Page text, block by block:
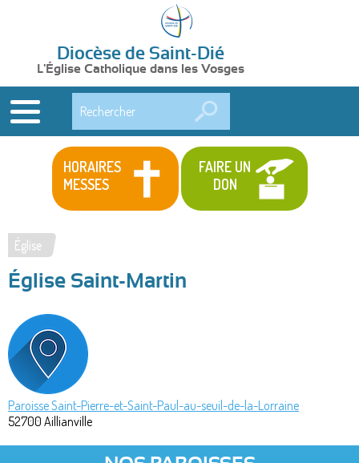
Diocèse de Saint-Dié
L'Église Catholique dans les Vosges
HORAIRES
MESSES
FAIRE UN
DON
Vous
êtes
ici
Église
Église Saint-Martin
Paroisse Saint-Pierre-et-Saint-Paul-au-seuil-de-la-Lorraine
52700 Aillianville